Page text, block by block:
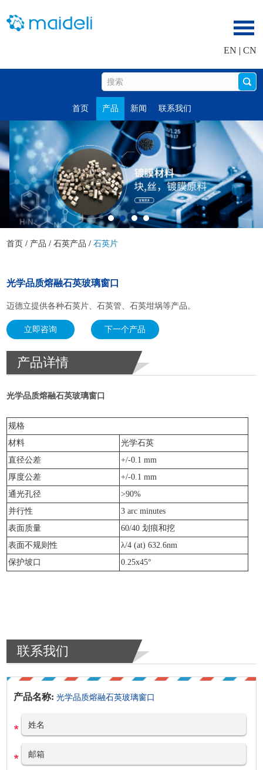
EN | CN
首页 产品 新闻 联系我们
首页 / 产品 /石英产品 /石英片
光学品质熔融石英玻璃窗口
迈德立提供各种石英片、石英管、石英坩埚等产品。
立即咨询 下一个产品
产品详情
光学品质熔融石英玻璃窗口
规格
材料
光学石英
直径公差
+/-0.1 mm
厚度公差
+/-0.1 mm
通光孔径
>90%
并行性
3 arc minutes
表面质量
60/40 划痕和挖
表面不规则性
λ/4 (at) 632.6nm
保护坡口
0.25x45°
联系我们
产品名称: 光学品质熔融石英玻璃窗口